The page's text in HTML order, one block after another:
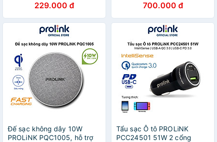
với chuẩn PD 3.1, truyền dữ
liệu tốc độ cao 480Mbps
cho Laptop, điện thoại, máy
chơi game - Hàng chính
hãng
229.000 đ
chuẩn PD 3.1, truyền dữ liệu
40Gbps, xuất hình ảnh 8K
Ultra HD - Hàng chính hãng
700.000 đ
Đế sạc không dây 10W
PROLiNK PQC1005, hỗ trợ
Tẩu sạc Ô tô PROLiNK
PCC24501 51W 2 cổng